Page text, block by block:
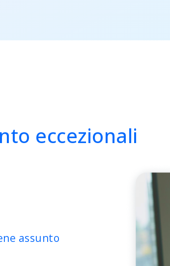
eccezionali
assunto